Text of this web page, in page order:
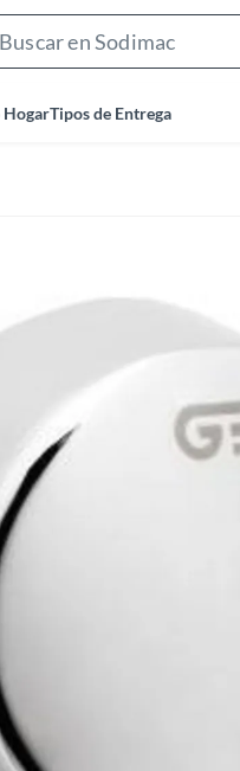
HogarTipos de Entrega